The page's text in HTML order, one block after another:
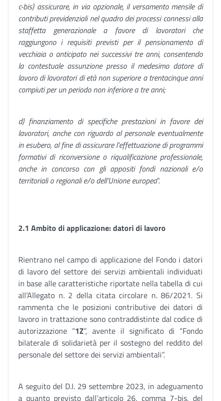
c-bis) assicurare, in via opzionale, il versamento mensile di
contributi previdenziali nel quadro dei processi connessi alla
staffetta generazionale a favore di lavoratori che
raggiungono i requisiti previsti per il pensionamento di
vecchiaia o anticipato nei successivi tre anni, consentendo
la contestuale assunzione presso il medesimo datore di
lavoro di lavoratori di età non superiore a trentacinque anni
compiuti per un periodo non inferiore a tre anni;
d) finanziamento di specifiche prestazioni in favore dei
lavoratori, anche con riguardo al personale eventualmente
in esubero, al fine di assicurare l’effettuazione di programmi
formativi di riconversione o riqualificazione professionale,
anche in concorso con gli appositi fondi nazionali e/o
territoriali o regionali e/o dell’Unione europea”.
2.1 Ambito di applicazione: datori di lavoro
Rientrano nel campo di applicazione del Fondo i datori
di lavoro del settore dei servizi ambientali individuati
in base alle caratteristiche riportate nella tabella di cui
all’Allegato n. 2 della citata circolare n. 86/2021. Si
rammenta che le posizioni contributive dei datori di
lavoro in trattazione sono contraddistinte dal codice di
autorizzazione “1Z”, avente il significato di “Fondo
bilaterale di solidarietà per il sostegno del reddito del
personale del settore dei servizi ambientali”.
A seguito del D.I. 29 settembre 2023, in adeguamento
a quanto previsto dall’articolo 26, comma 7-bis, del